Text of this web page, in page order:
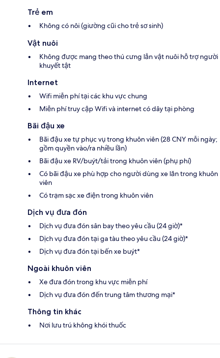
Trẻ em
Không có nôi (giường cũi cho trẻ sơ sinh)
Vật nuôi
Không được mang theo thú cưng lẫn vật nuôi hỗ trợ người
khuyết tật
Internet
Wifi miễn phí tại các khu vực chung
Miễn phí truy cập Wifi và internet có dây tại phòng
Bãi đậu xe
Bãi đậu xe tự phục vụ trong khuôn viên (28 CNY mỗi ngày;
gồm quyền vào/ra nhiều lần)
Bãi đậu xe RV/buýt/tải trong khuôn viên (phụ phí)
Có bãi đậu xe phù hợp cho người dùng xe lăn trong khuôn
viên
Có trạm sạc xe điện trong khuôn viên
Dịch vụ đưa đón
Dịch vụ đưa đón sân bay theo yêu cầu (24 giờ)*
Dịch vụ đưa đón tại ga tàu theo yêu cầu (24 giờ)*
Dịch vụ đưa đón tại bến xe buýt*
Ngoài khuôn viên
Xe đưa đón trong khu vực miễn phí
Dịch vụ đưa đón đến trung tâm thương mại*
Thông tin khác
Nơi lưu trú không khói thuốc